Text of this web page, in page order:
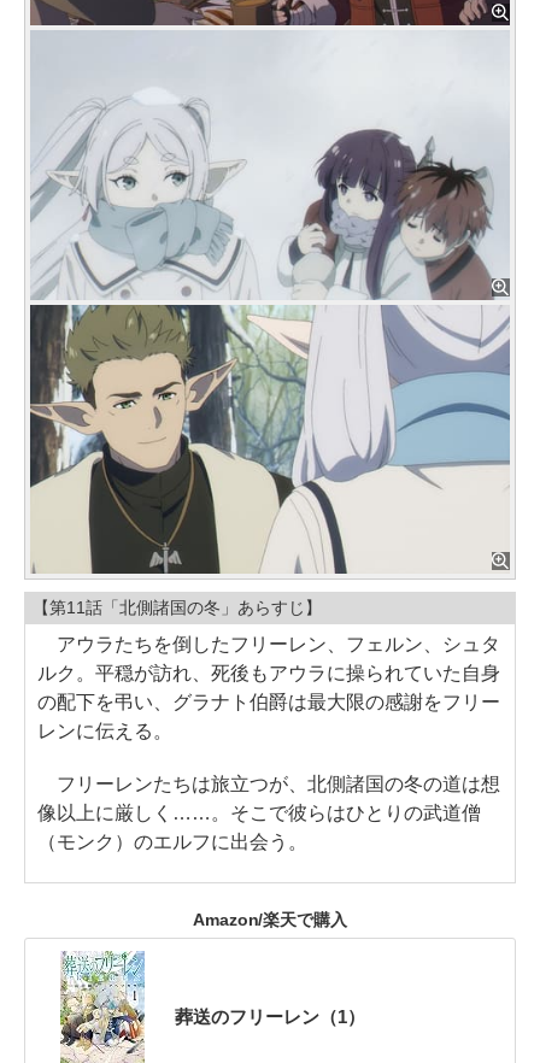
【第11話「北側諸国の冬」あらすじ】
アウラたちを倒したフリーレン、フェルン、シュタ
ルク。平穏が訪れ、死後もアウラに操られていた自身
の配下を弔い、グラナト伯爵は最大限の感謝をフリー
レンに伝える。
フリーレンたちは旅立つが、北側諸国の冬の道は想
像以上に厳しく……。そこで彼らはひとりの武道僧
（モンク）のエルフに出会う。
Amazon/楽天で購入
葬送のフリーレン（1）